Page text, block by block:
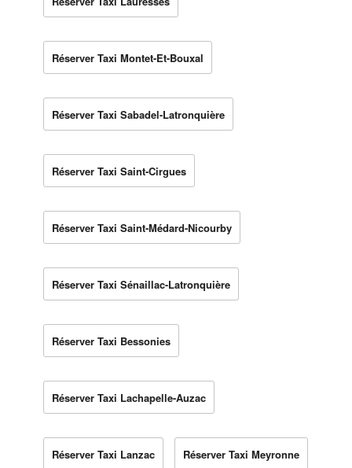
Réserver Taxi Montet-Et-Bouxal
Réserver Taxi Sabadel-Latronquière
Réserver Taxi Saint-Cirgues
Réserver Taxi Saint-Médard-Nicourby
Réserver Taxi Sénaillac-Latronquière
Réserver Taxi Bessonies
Réserver Taxi Lachapelle-Auzac
Réserver Taxi Lanzac Réserver Taxi Meyronne